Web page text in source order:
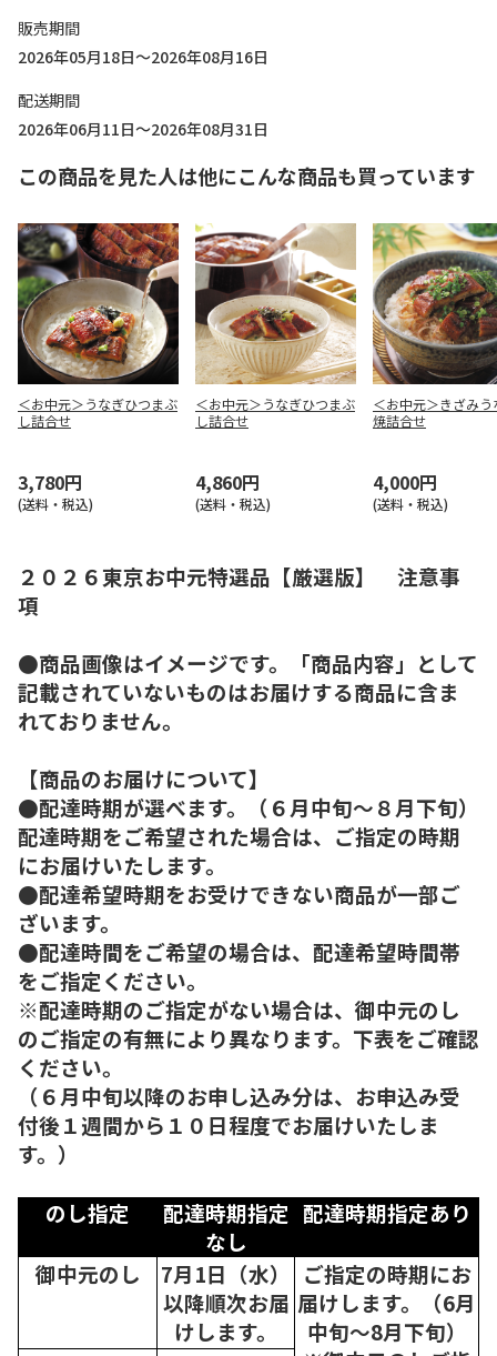
販売期間
2026年05月18日～2026年08月16日
配送期間
2026年06月11日～2026年08月31日
この商品を見た人は他にこんな商品も買っています
＜お中元＞うなぎひつまぶ
し詰合せ
3,780円
(送料・税込)
＜お中元＞うなぎひつまぶ
し詰合せ
4,860円
(送料・税込)
＜お中元＞きざみう
焼詰合せ
4,000円
(送料・税込)
２０２６東京お中元特選品【厳選版】 注意事
項
●商品画像はイメージです。「商品内容」として
記載されていないものはお届けする商品に含ま
れておりません。
【商品のお届けについて】
●配達時期が選べます。（６月中旬～８月下旬）
配達時期をご希望された場合は、ご指定の時期
にお届けいたします。
●配達希望時期をお受けできない商品が一部ご
ざいます。
●配達時間をご希望の場合は、配達希望時間帯
をご指定ください。
※配達時期のご指定がない場合は、御中元のし
のご指定の有無により異なります。下表をご確認
ください。
（６月中旬以降のお申し込み分は、お申込み受
付後１週間から１０日程度でお届けいたしま
す。）
のし指定
配達時期指定
なし
配達時期指定あり
御中元のし
7月1日（水）
以降順次お届
けします。
ご指定の時期にお
届けします。（6月
中旬～8月下旬）